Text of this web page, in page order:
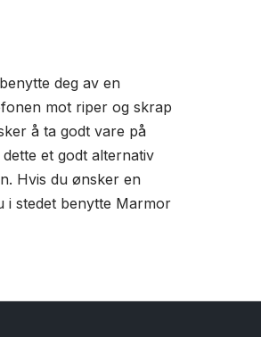
deg av en
mot riper og skrap
å ta godt vare på
et godt alternativ
Hvis du ønsker en
i stedet benytte Marmor